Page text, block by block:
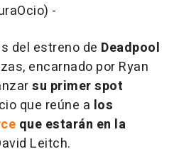
-
del estreno de Deadpool
encarnado por Ryan
su primer spot
que reúne a los
que estarán en la
Leitch.